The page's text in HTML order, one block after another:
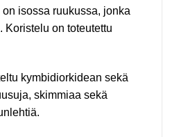
isossa ruukussa, jonka
on toteutettu
kymbidiorkidean sekä
skimmiaa sekä